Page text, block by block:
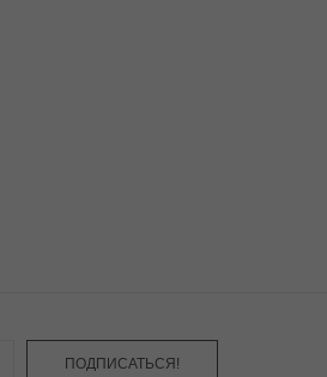
ПОДПИСАТЬСЯ!